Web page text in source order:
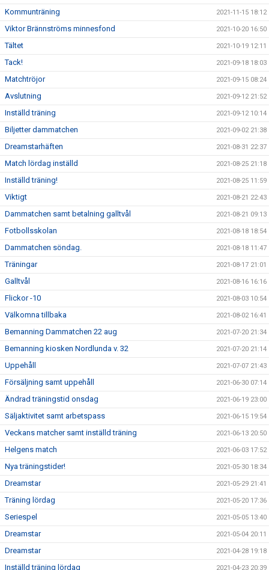
Kommunträning 2021-11-15 18:12
Viktor Brännströms minnesfond 2021-10-20 16:50
Tältet 2021-10-19 12:11
Tack! 2021-09-18 18:03
Matchtröjor 2021-09-15 08:24
Avslutning 2021-09-12 21:52
Inställd träning 2021-09-12 10:14
Biljetter dammatchen 2021-09-02 21:38
Dreamstarhäften 2021-08-31 22:37
Match lördag inställd 2021-08-25 21:18
Inställd träning! 2021-08-25 11:59
Viktigt 2021-08-21 22:43
Dammatchen samt betalning galltvål 2021-08-21 09:13
Fotbollsskolan 2021-08-18 18:54
Dammatchen söndag. 2021-08-18 11:47
Träningar 2021-08-17 21:01
Galltvål 2021-08-16 16:16
Flickor -10 2021-08-03 10:54
Välkomna tillbaka 2021-08-02 16:41
Bemanning Dammatchen 22 aug 2021-07-20 21:34
Bemanning kiosken Nordlunda v. 32 2021-07-20 21:14
Uppehåll 2021-07-07 21:43
Försäljning samt uppehåll 2021-06-30 07:14
Ändrad träningstid onsdag 2021-06-19 23:00
Säljaktivitet samt arbetspass 2021-06-15 19:54
Veckans matcher samt inställd träning 2021-06-13 20:50
Helgens match 2021-06-03 17:52
Nya träningstider! 2021-05-30 18:34
Dreamstar 2021-05-29 21:41
Träning lördag 2021-05-20 17:36
Seriespel 2021-05-05 13:40
Dreamstar 2021-05-04 20:11
Dreamstar 2021-04-28 19:18
Inställd träning lördag 2021-04-23 20:39